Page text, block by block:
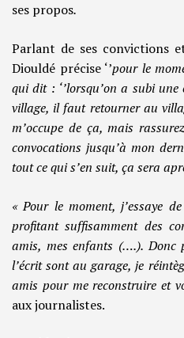
ses propos.
Parlant de ses convictions
Diouldé précise ‘’pour le
qui dit : ‘’lorsqu’on a subi
village, il faut retourner au
m’occupe de ça, mais
convocations jusqu’à mon
tout ce qui s’en suit, ça sera
« Pour le moment, j’essaye
profitant suffisamment des
amis, mes enfants (….).
l’écrit sont au garage, je
amis pour me reconstruire et
aux journalistes.